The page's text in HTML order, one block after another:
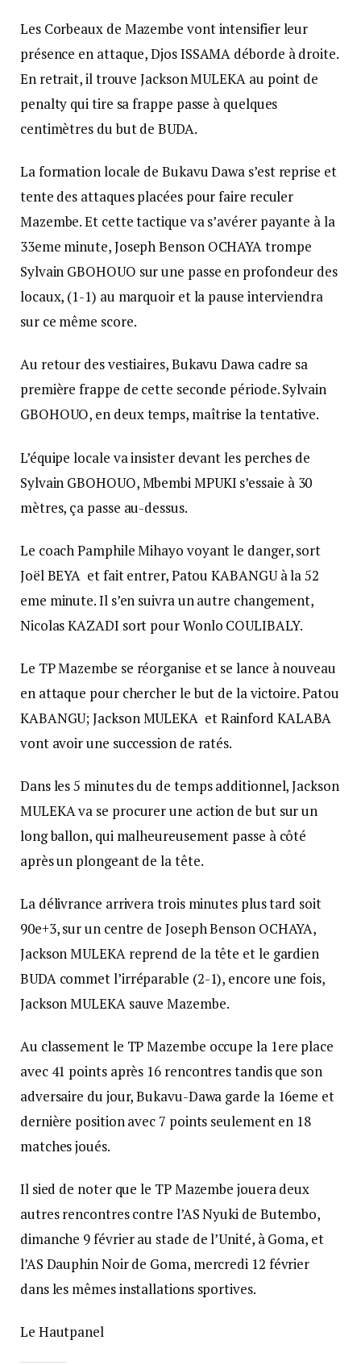
Les Corbeaux de Mazembe vont intensifier leur
présence en attaque, Djos ISSAMA déborde à droite.
En retrait, il trouve Jackson MULEKA au point de
penalty qui tire sa frappe passe à quelques
centimètres du but de BUDA.
La formation locale de Bukavu Dawa s’est reprise et
tente des attaques placées pour faire reculer
Mazembe. Et cette tactique va s’avérer payante à la
33eme minute, Joseph Benson OCHAYA trompe
Sylvain GBOHOUO sur une passe en profondeur des
locaux, (1-1) au marquoir et la pause interviendra
sur ce même score.
Au retour des vestiaires, Bukavu Dawa cadre sa
première frappe de cette seconde période. Sylvain
GBOHOUO, en deux temps, maîtrise la tentative.
L’équipe locale va insister devant les perches de
Sylvain GBOHOUO, Mbembi MPUKI s’essaie à 30
mètres, ça passe au-dessus.
Le coach Pamphile Mihayo voyant le danger, sort
Joël BEYA et fait entrer, Patou KABANGU à la 52
eme minute. Il s’en suivra un autre changement,
Nicolas KAZADI sort pour Wonlo COULIBALY.
Le TP Mazembe se réorganise et se lance à nouveau
en attaque pour chercher le but de la victoire. Patou
KABANGU; Jackson MULEKA et Rainford KALABA
vont avoir une succession de ratés.
Dans les 5 minutes du de temps additionnel, Jackson
MULEKA va se procurer une action de but sur un
long ballon, qui malheureusement passe à côté
après un plongeant de la tête.
La délivrance arrivera trois minutes plus tard soit
90e+3, sur un centre de Joseph Benson OCHAYA,
Jackson MULEKA reprend de la tête et le gardien
BUDA commet l’irréparable (2-1), encore une fois,
Jackson MULEKA sauve Mazembe.
Au classement le TP Mazembe occupe la 1ere place
avec 41 points après 16 rencontres tandis que son
adversaire du jour, Bukavu-Dawa garde la 16eme et
dernière position avec 7 points seulement en 18
matches joués.
Il sied de noter que le TP Mazembe jouera deux
autres rencontres contre l’AS Nyuki de Butembo,
dimanche 9 février au stade de l’Unité, à Goma, et
l’AS Dauphin Noir de Goma, mercredi 12 février
dans les mêmes installations sportives.
Le Hautpanel